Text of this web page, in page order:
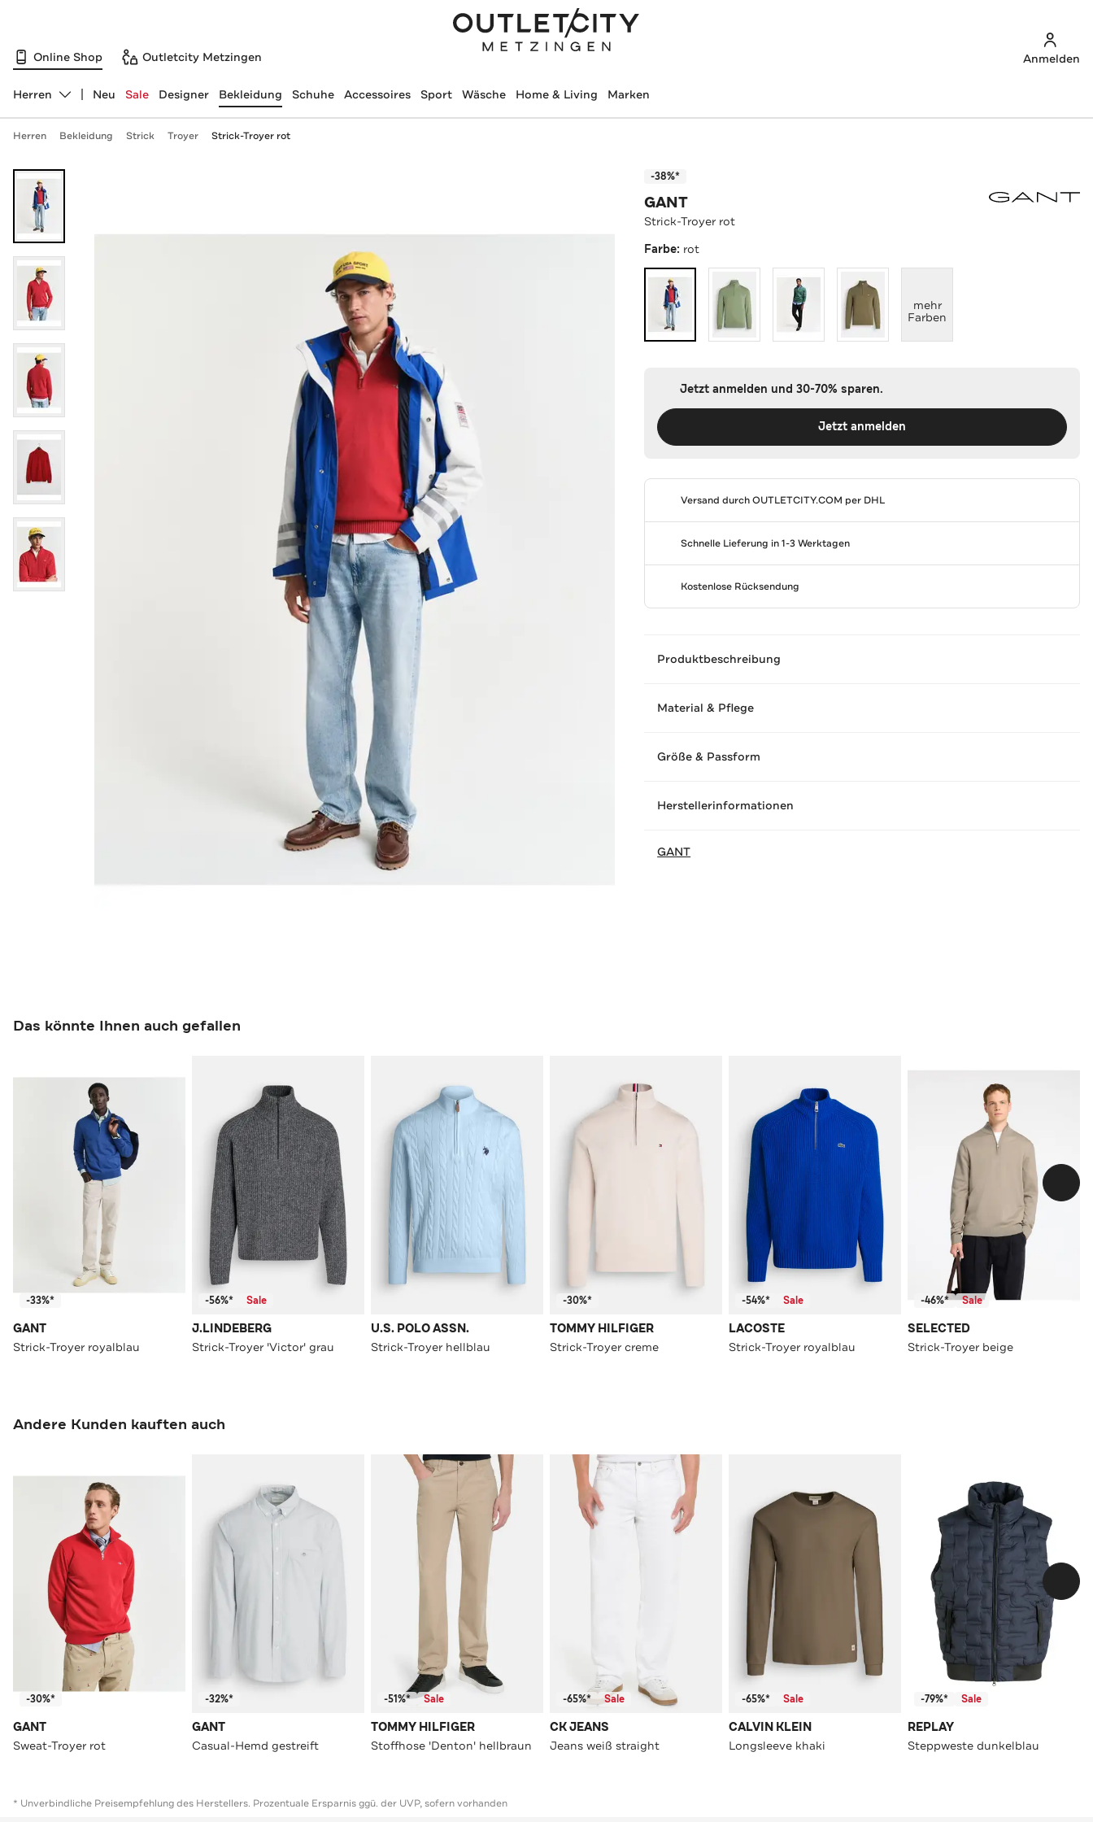
Online Shop Outletcity Metzingen Anmelden
Abteilung ändern, ausgewählt:
Herren Neu Sale Designer Bekleidung Schuhe Accessoires Sport Wäsche Home & Living Marken
Herren Bekleidung Strick Troyer Strick-Troyer rot
-38%*
GANT
Strick-Troyer rot
Farbe: rot
mehr
Farben
Jetzt anmelden und 30-70% sparen.
Jetzt anmelden
Versand durchOUTLETCITY.COM per DHL
Schnelle Lieferung in 1-3 Werktagen
Kostenlose Rücksendung
Produktbeschreibung
Material & Pflege
Größe & Passform
Herstellerinformationen
GANT
Das könnte Ihnen auch gefallen
-33%*
GANT
Strick-Troyer royalblau
-56%* Sale
J.LINDEBERG
Strick-Troyer 'Victor' grau
U.S. POLO ASSN.
Strick-Troyer hellblau
-30%*
TOMMY HILFIGER
Strick-Troyer creme
-54%* Sale
LACOSTE
Strick-Troyer royalblau
-46%* Sale
SELECTED
Strick-Troyer beige
Andere Kunden kauften auch
-30%*
GANT
Sweat-Troyer rot
-32%*
GANT
Casual-Hemd gestreift
-51%* Sale
TOMMY HILFIGER
Stoffhose 'Denton' hellbraun
-65%* Sale
CK JEANS
Jeans weiß straight
-65%* Sale
CALVIN KLEIN
Longsleeve khaki
-79%* Sale
REPLAY
Steppweste dunkelblau
* Unverbindliche Preisempfehlung des Herstellers. Prozentuale Ersparnis ggü. der UVP, sofern vorhanden